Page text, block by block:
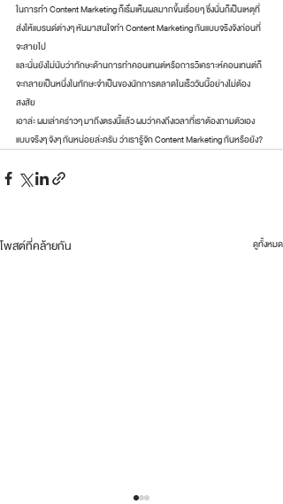
ในการทำ Content Marketing ก็เริ่มเห็นผลมากขึ้นเรื่อยๆ ซึ่งนั่นก็เป็นเหตุที่
ส่งให้แบรนด์ต่างๆ หันมาสนใจทำ Content Marketing กันแบบจริงจังก่อนที่
จะสายไป
และนั่นยังไม่นับว่าทักษะด้านการทำคอนเทนต์หรือการวิเคราะห์คอนเทนต์ก็
จะกลายเป็นหนึ่งในทักษะจำเป็นของนักการตลาดในเร็ววันนี้อย่างไม่ต้อง
สงสัย
เอาล่ะ ผมเล่าคร่าวๆ มาถึงตรงนี้แล้ว ผมว่าคงถึงเวลาที่เราต้องถามตัวเอง
แบบจริงๆ จังๆ กันหน่อยล่ะครับ ว่าเรารู้จัก Content Marketing กันหรือยัง?
โพสต์ที่คล้ายกัน ดูทั้งหมด